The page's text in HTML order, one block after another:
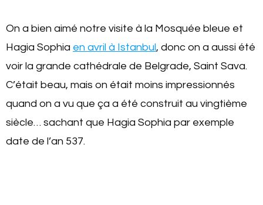
On a bien aimé notre visite à la Mosquée bleue et
Hagia Sophia en avril à Istanbul, donc on a aussi été
voir la grande cathédrale de Belgrade, Saint Sava.
C’était beau, mais on était moins impressionnés
quand on a vu que ça a été construit au vingtième
siècle… sachant que Hagia Sophia par exemple
date de l’an 537.